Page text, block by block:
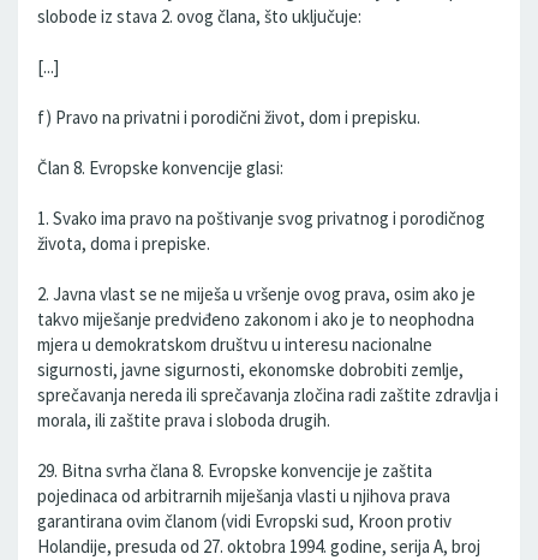
slobode iz stava 2. ovog člana, što uključuje:
[...]
f) Pravo na privatni i porodični život, dom i prepisku.
Član 8. Evropske konvencije glasi:
1. Svako ima pravo na poštivanje svog privatnog i porodičnog
života, doma i prepiske.
2. Javna vlast se ne miješa u vršenje ovog prava, osim ako je
takvo miješanje predviđeno zakonom i ako je to neophodna
mjera u demokratskom društvu u interesu nacionalne
sigurnosti, javne sigurnosti, ekonomske dobrobiti zemlje,
sprečavanja nereda ili sprečavanja zločina radi zaštite zdravlja i
morala, ili zaštite prava i sloboda drugih.
29. Bitna svrha člana 8. Evropske konvencije je zaštita
pojedinaca od arbitrarnih miješanja vlasti u njihova prava
garantirana ovim članom (vidi Evropski sud, Kroon protiv
Holandije, presuda od 27. oktobra 1994. godine, serija A, broj